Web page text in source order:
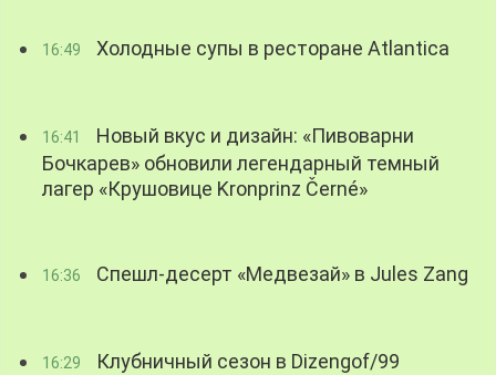
16:49 Холодные супы в ресторане Atlantica
16:41
Новый вкус и дизайн: «Пивоварни
Бочкарев» обновили легендарный темный
лагер «Крушовице Kronprinz Černé»
16:36 Спешл-десерт «Медвезай» в Jules Zang
16:29 Клубничный сезон в Dizengof/99